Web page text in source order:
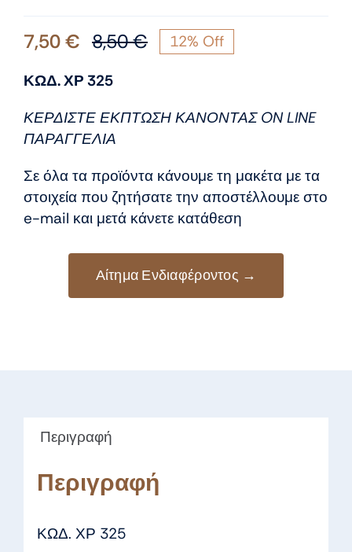
8,50€Original
8,50 €.
7,50€
Η
είναι:
12% Off
ΚΩΔ. ΧΡ 325
ΚΕΡΔΙΣΤΕ ΕΚΠΤΩΣΗ ΚΑΝΟΝΤΑΣ ON LINE
ΠΑΡΑΓΓΕΛΙΑ
Σε όλα τα προϊόντα κάνουμε τη μακέτα με τα
στοιχεία που ζητήσατε την αποστέλλουμε στο
e-mail και μετά κάνετε κατάθεση
Αίτημα Ενδιαφέροντος →
Περιγραφή
Περιγραφή
ΚΩΔ. ΧΡ 325